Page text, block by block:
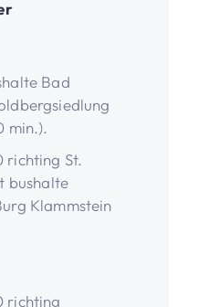
Bad
min.).
richting St.
bushalte
Klammstein
richting